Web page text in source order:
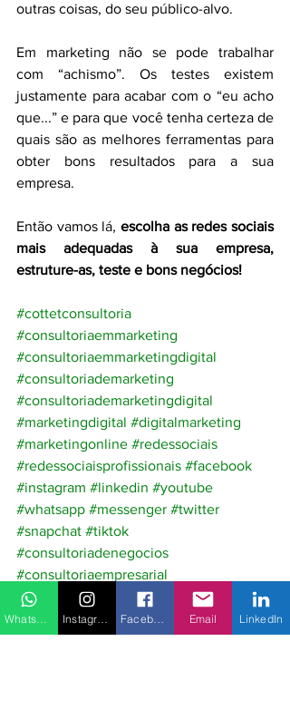
outras coisas, do seu público-alvo.
Em marketing não se pode trabalhar
com “achismo”. Os testes existem
justamente para acabar com o “eu acho
que...” e para que você tenha certeza de
quais são as melhores ferramentas para
obter bons resultados para a sua
empresa.
Então vamos lá, escolha as redes sociais
mais adequadas à sua empresa,
estruture-as, teste e bons negócios!
#cottetconsultoria
#consultoriaemmarketing
#consultoriaemmarketingdigital
#consultoriademarketing
#consultoriademarketingdigital
#marketingdigital #digitalmarketing
#marketingonline #redessociais
#redessociaisprofissionais #facebook
#instagram #linkedin #youtube
#whatsapp #messenger #twitter
#snapchat #tiktok
#consultoriadenegocios
#consultoriaempresarial
Marketing
Negócios
Email LinkedIn